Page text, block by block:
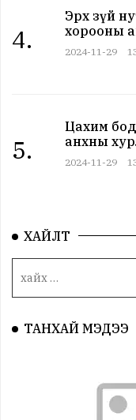
4.
Эрх зүй
хорооны
2024-11-29
5.
Цахим
анхны
2024-11-29
ХАЙЛТ
ТАНХАЙ МЭДЭЭ